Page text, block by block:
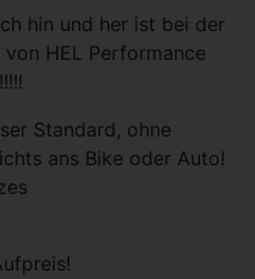
hin und her ist bei der
HEL Performance
Standard, ohne
ans Bike oder Auto!